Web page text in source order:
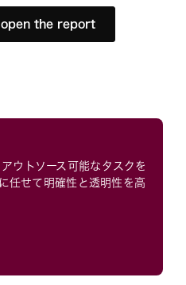
the report
ウトソース可能なタスクを
任せて明確性と透明性を高